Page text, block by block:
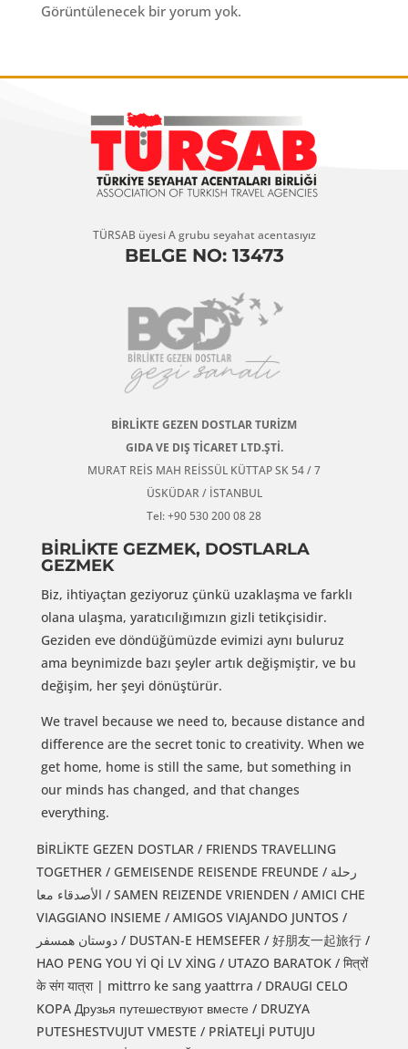
Görüntülenecek bir yorum yok.
TÜRSAB üyesi A grubu seyahat acentasıyız
BELGE NO: 13473
BİRLİKTE GEZEN DOSTLAR TURİZM
GIDA VE DIŞ TİCARET LTD.ŞTİ.
MURAT REİS MAH REİSSÜL KÜTTAP SK 54 / 7
ÜSKÜDAR / İSTANBUL
Tel: +90 530 200 08 28
BİRLİKTE GEZMEK, DOSTLARLA
GEZMEK
Biz, ihtiyaçtan geziyoruz çünkü uzaklaşma ve farklı
olana ulaşma, yaratıcılığımızın gizli tetikçisidir.
Geziden eve döndüğümüzde evimizi aynı buluruz
ama beynimizde bazı şeyler artık değişmiştir, ve bu
değişim, her şeyi dönüştürür.
We travel because we need to, because distance and
difference are the secret tonic to creativity. When we
get home, home is still the same, but something in
our minds has changed, and that changes
everything.
BİRLİKTE GEZEN DOSTLAR / FRIENDS TRAVELLING
TOGETHER / GEMEISENDE REISENDE FREUNDE / رحلة
الأصدقاء معا / SAMEN REIZENDE VRIENDEN / AMICI CHE
VIAGGIANO INSIEME / AMIGOS VIAJANDO JUNTOS /
دوستان همسفر / DUSTAN-E HEMSEFER / 好朋友一起旅行 /
HAO PENG YOU Yİ Qİ LV XİNG / UTAZO BARATOK / मित्रों
के संग यात्रा | mittrro ke sang yaattrra / DRAUGI CELO
KOPA Друзья путешествуют вместе / DRUZYA
PUTESHESTVUJUT VMESTE / PRİATELJİ PUTUJU